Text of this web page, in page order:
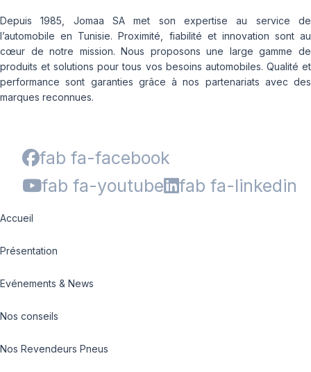
Depuis 1985, Jomaa SA met son expertise au service de
l’automobile en Tunisie. Proximité, fiabilité et innovation sont au
cœur de notre mission. Nous proposons une large gamme de
produits et solutions pour tous vos besoins automobiles. Qualité et
performance sont garanties grâce à nos partenariats avec des
marques reconnues.
fab fa-facebook
fab fa-youtube
fab fa-linkedin
Accueil
Présentation
Evénements & News
Nos conseils
Nos Revendeurs Pneus